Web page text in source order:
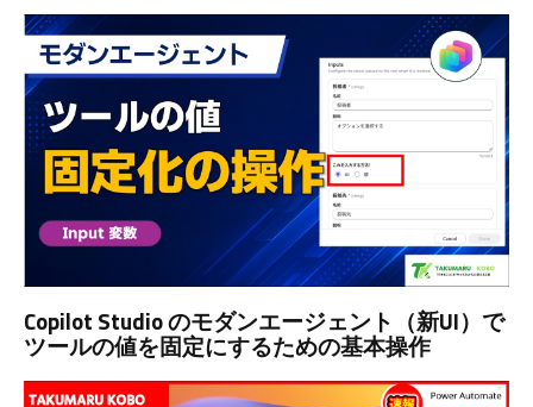
Copilot Studio のモダンエージェント（新UI）で
ツールの値を固定にするための基本操作